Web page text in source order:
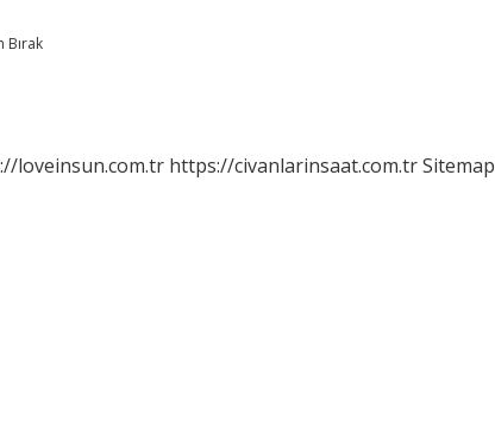
Bırak
loveinsun.com.tr https://civanlarinsaat.com.trSitemap